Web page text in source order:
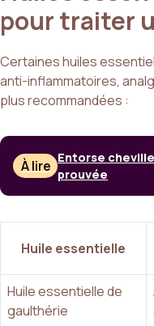
pour traiter
Certaines huiles
anti-inflammatoires,
plus recommandées :
À lire Entorse
prouvée
Huile essentielle
Huile essentielle de
gaulthérie